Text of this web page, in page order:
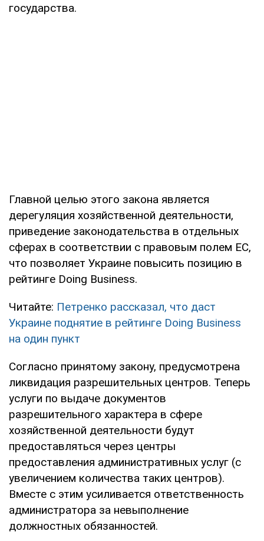
государства.
Главной целью этого закона является
дерегуляция хозяйственной деятельности,
приведение законодательства в отдельных
сферах в соответствии с правовым полем ЕС,
что позволяет Украине повысить позицию в
рейтинге Doing Business.
Читайте: Петренко рассказал, что даст
Украине поднятие в рейтинге Doing Business
на один пункт
Согласно принятому закону, предусмотрена
ликвидация разрешительных центров. Теперь
услуги по выдаче документов
разрешительного характера в сфере
хозяйственной деятельности будут
предоставляться через центры
предоставления административных услуг (с
увеличением количества таких центров).
Вместе с этим усиливается ответственность
администратора за невыполнение
должностных обязанностей.